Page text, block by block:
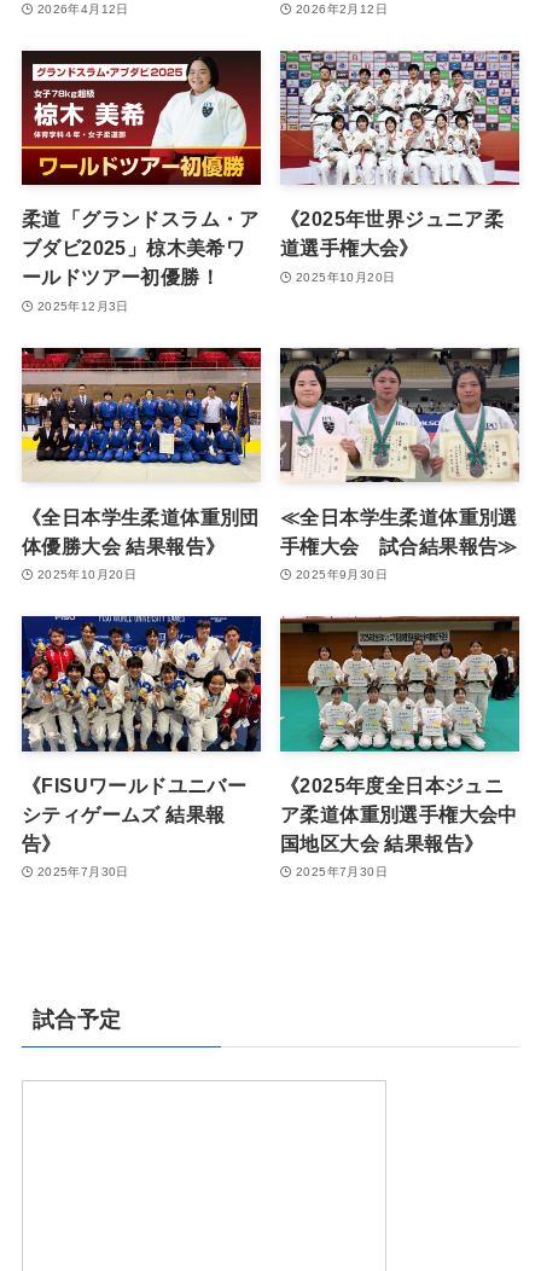
2026年4月12日 2026年2月12日
柔道「グランドスラム・ア
ブダビ2025」椋木美希ワ
ールドツアー初優勝！
2025年12月3日
《2025年世界ジュニア柔
道選手権大会》
2025年10月20日
《全日本学生柔道体重別団
体優勝大会 結果報告》
2025年10月20日
≪全日本学生柔道体重別選
手権大会 試合結果報告≫
2025年9月30日
《FISUワールドユニバー
シティゲームズ 結果報
告》
2025年7月30日
《2025年度全日本ジュニ
ア柔道体重別選手権大会中
国地区大会 結果報告》
2025年7月30日
試合予定